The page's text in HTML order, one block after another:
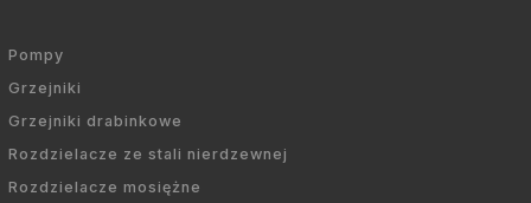
Pompy
Grzejniki
Grzejniki drabinkowe
Rozdzielacze ze stali nierdzewnej
Rozdzielacze mosiężne